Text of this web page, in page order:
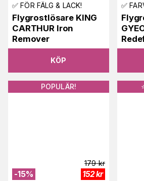
✅ FÖR FÄLG & LACK!
Flygrostlösare KING
CARTHUR Iron
Remover
KÖP
✅
POPULÄR!
-15%
179 kr
152kr